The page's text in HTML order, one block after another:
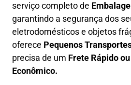
serviço completo de E
garantindo a segurança dos
eletrodomésticos e objetos
oferece Pequenos
precisa de um Frete Rápido
Econômico.